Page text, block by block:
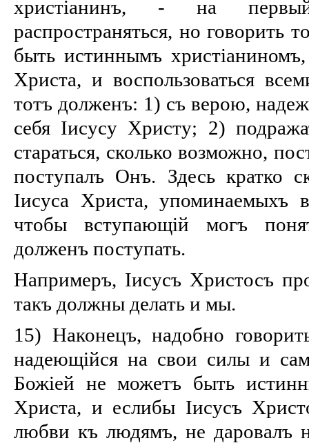
христіанинъ, - на
распространяться, но говорить
быть истиннымъ
Христа, и воспользоваться
тотъ долженъ: 1) съ верою,
себя Іисусу Христу; 2)
стараться, сколько возможно,
поступалъ Онъ. Здесь кратко
Іисуса Христа, упоминаемыхъ
чтобы вступающій могъ
долженъ поступать.
Напримеръ, Іисусъ Христосъ
такъ должны делать и мы.
15) Наконецъ, надобно
надеющійся на свои силы и
Божіей не можетъ быть
Христа, и еслибы Іисусъ
любви къ людямъ, не даровалъ